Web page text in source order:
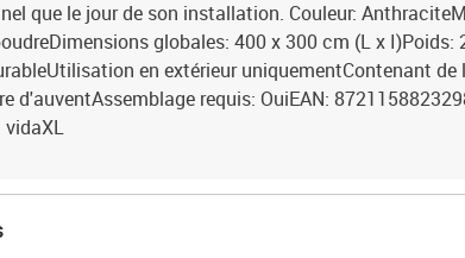
que le jour de son installation. Couleur:
globales: 400 x 300 cm (L x I)Poids:
en extérieur uniquementContenant de
d'auventAssemblage requis: OuiEAN:
vidaXL